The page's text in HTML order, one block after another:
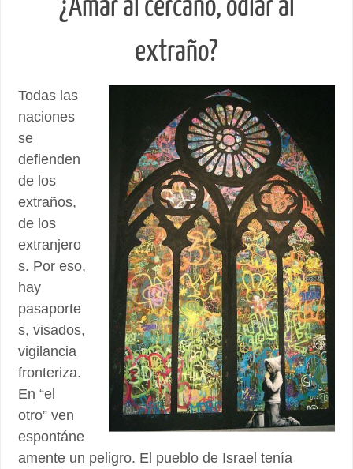
¿Amar al cercano, odiar al
extraño?
Todas las
naciones
se
defienden
de los
extraños,
de los
extranjero
s. Por eso,
hay
pasaporte
s, visados,
vigilancia
fronteriza.
En “el
otro” ven
espontáne
amente un peligro. El pueblo de Israel tenía